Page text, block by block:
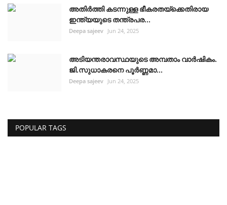
അതിർത്തി കടന്നുള്ള ഭീകരതയ്ക്കെതിരായ
ഇന്ത്യയുടെ തന്ത്രപര...
Deepa sajeev Jun 24, 2025
അടിയന്തരാവസ്ഥയുടെ അമ്പതാം വാർഷികം.
ജി.സുധാകരനെ പൂർണ്ണമാ...
Deepa sajeev Jun 24, 2025
POPULAR TAGS